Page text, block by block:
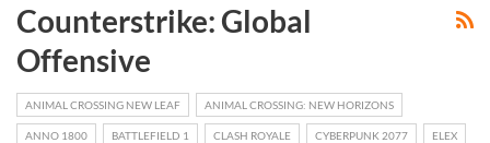
Counterstrike: Global
Offensive
ANIMAL CROSSING NEW LEAF ANIMAL CROSSING: NEW HORIZONS
ANNO 1800 BATTLEFIELD 1 CLASH ROYALE CYBERPUNK 2077 ELEX